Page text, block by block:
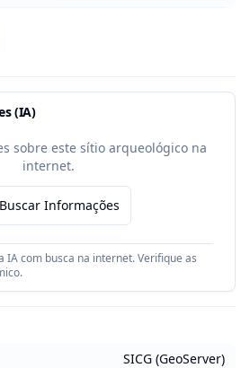
(IA)
sobre este sítio arqueológico na
internet.
Buscar Informações
IA com busca na internet. Verifique as
SICG (GeoServer)